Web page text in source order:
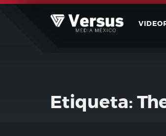
Skip
Etiqueta: